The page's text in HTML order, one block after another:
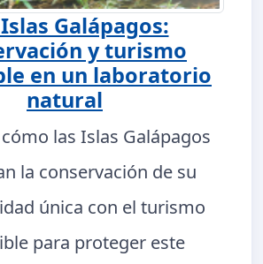
Galápagos:
y turismo
en un laboratorio
natural
las Islas Galápagos
la conservación de su
única con el turismo
para proteger este